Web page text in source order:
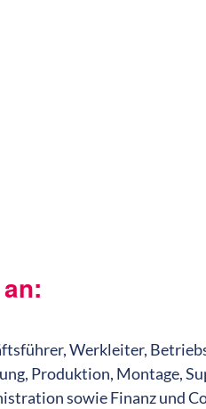
Werkleiter,
Produktion, Montage,
sowie Finanz und